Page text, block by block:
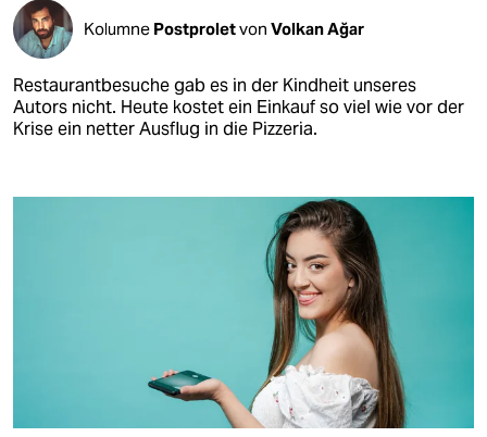
Kolumne Postproletvon Volkan Ağar
Restaurantbesuche gab es in der Kindheit unseres
Autors nicht. Heute kostet ein Einkauf so viel wie vor der
Krise ein netter Ausflug in die Pizzeria.